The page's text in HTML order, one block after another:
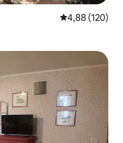
Gemiddelde
4,88 (120)